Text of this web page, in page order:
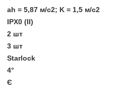
ah = 5,87 м/с2; K = 1,5 м/с2
IPX0 (II)
2 шт
3 шт
Starlock
4°
Є